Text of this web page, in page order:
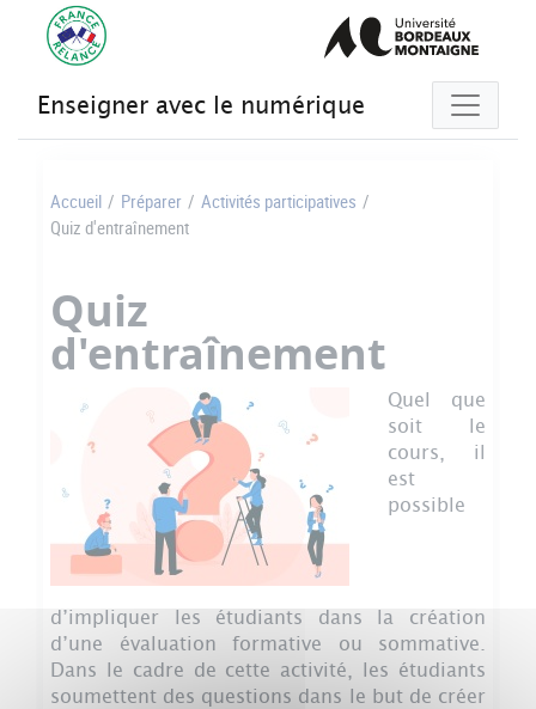
Enseigner avec le numérique
Accueil / Préparer / Activités participatives /
Quiz d'entraînement
Quiz
d'entraînement
Quel que
soit le
cours, il
est
possible
d’impliquer les étudiants dans la création
d’une évaluation formative ou sommative.
Dans le cadre de cette activité, les étudiants
soumettent des questions dans le but de créer
Gestion des cookies